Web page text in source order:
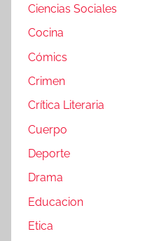
Ciencias Sociales
Cocina
Cómics
Crimen
Crítica Literaria
Cuerpo
Deporte
Drama
Educacion
Etica